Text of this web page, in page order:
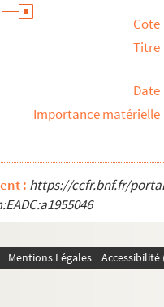
Cote
Titre
Date
Importance matérielle
: https://ccfr.bnf.fr/
Mentions Légales